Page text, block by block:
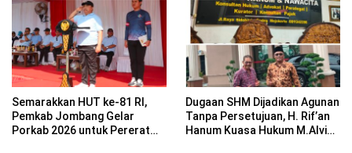
Semarakkan HUT ke-81 RI,
Pemkab Jombang Gelar
Porkab 2026 untuk Pererat
Dugaan SHM Dijadikan Agunan
Tanpa Persetujuan, H. Rif’an
Hanum Kuasa Hukum M.Alvin